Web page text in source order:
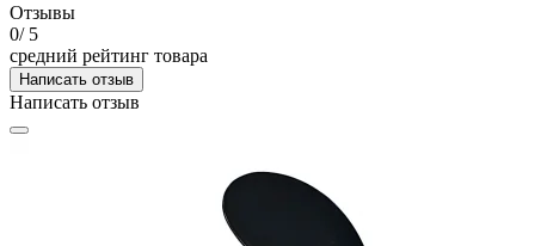
Отзывы
0/ 5
средний рейтинг товара
Написать отзыв
Написать отзыв